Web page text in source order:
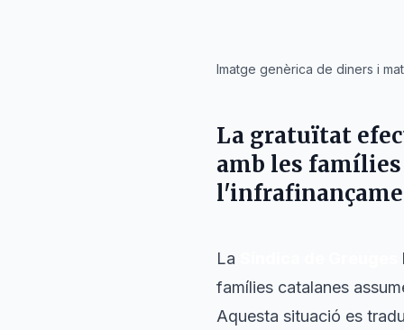
Imatge genèrica de diners i
La gratuïtat
amb les
La
famílies catalanes
Aquesta situació es